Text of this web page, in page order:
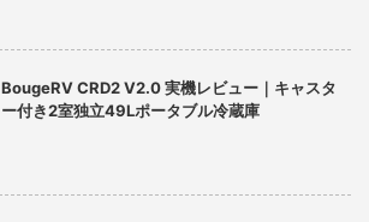
BougeRV CRD2 V2.0 実機レビュー｜キャスタ
ー付き2室独立49Lポータブル冷蔵庫